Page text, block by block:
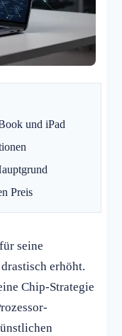
und iPad
Preis
seine
erhöht.
Chip-Strategie